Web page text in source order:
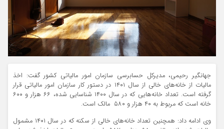
جهانگیر رحیمی، مدیرکل حسابرسی سازمان امور مالیاتی کشور گفت: اخذ
مالیات از خانه‌های خالی از سال ۱۴۰۱ در دستور کار سازمان امور مالیاتی قرار
گرفته است. تعداد خانه‌هایی که در سال ۱۴۰۰ شناسایی شده، ۶۶ هزار و ۶۰۰
خانه است که مربوط به ۴۰ هزار و ۵۸۰ مالک است.
وی ادامه داد: همچنین تعداد خانه‌های خالی از سکنه که در سال ۱۴۰۱ مشمول